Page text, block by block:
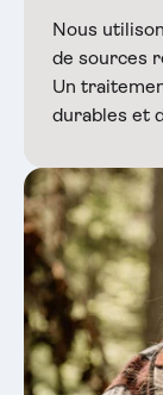
Nous
de sources
Un
durables et